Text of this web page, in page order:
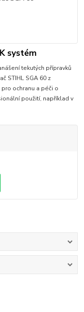
systém
tekutých přípravků
STIHL SGA 60 z
ochranu a péči o
použití, například v